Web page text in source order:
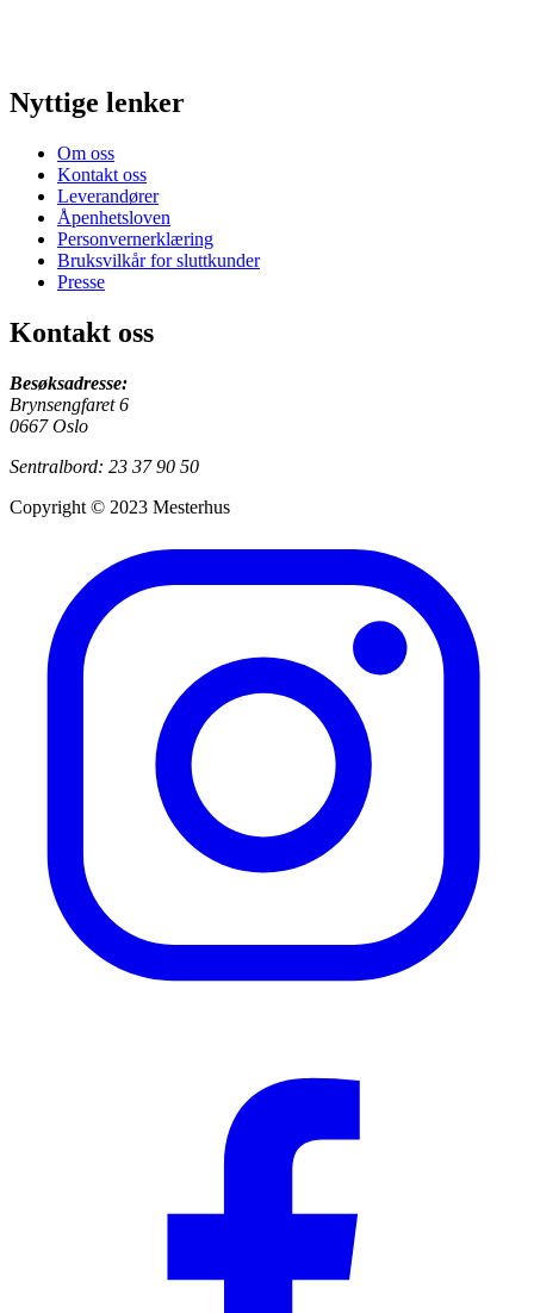
Nyttige lenker
Om oss
Kontakt oss
Leverandører
Åpenhetsloven
Personvernerklæring
Bruksvilkår for sluttkunder
Presse
Kontakt oss
Besøksadresse:
Brynsengfaret 6
0667 Oslo
Sentralbord: 23 37 90 50
Copyright © 2023 Mesterhus